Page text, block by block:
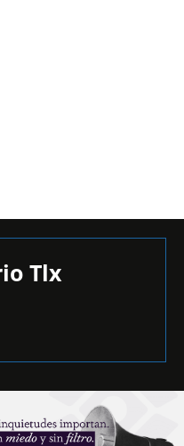
Tlx